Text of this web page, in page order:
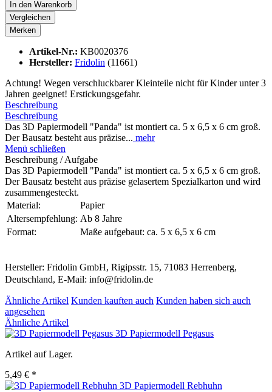
In den Warenkorb
Vergleichen
Merken
Artikel-Nr.: KB0020376
Hersteller: Fridolin (11661)
Achtung! Wegen verschluckbarer Kleinteile nicht für Kinder unter 3
Jahren geeignet! Erstickungsgefahr.
Beschreibung
Beschreibung
Das 3D Papiermodell "Panda" ist montiert ca. 5 x 6,5 x 6 cm groß.
Der Bausatz besteht aus präzise... mehr
Menü schließen
Beschreibung / Aufgabe
Das 3D Papiermodell "Panda" ist montiert ca. 5 x 6,5 x 6 cm groß.
Der Bausatz besteht aus präzise gelasertem Spezialkarton und wird
zusammengesteckt.
Material:
Papier
Altersempfehlung: Ab 8 Jahre
Format:
Maße aufgebaut: ca. 5 x 6,5 x 6 cm
Hersteller: Fridolin GmbH, Rigipsstr. 15, 71083 Herrenberg,
Deutschland, E-Mail: info@fridolin.de
Ähnliche Artikel Kunden kauften auch Kunden haben sich auch
angesehen
Ähnliche Artikel
3D Papiermodell Pegasus
Artikel auf Lager.
5,49 € *
3D Papiermodell Rebhuhn